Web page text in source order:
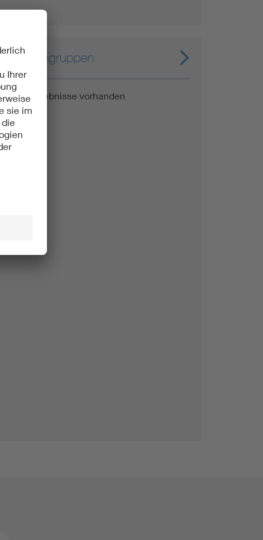
Expertengruppen
Keine Ergebnisse vorhanden